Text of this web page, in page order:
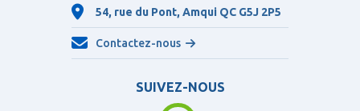
54, rue du Pont, Amqui QC G5J 2P5
Contactez-nous
SUIVEZ-NOUS